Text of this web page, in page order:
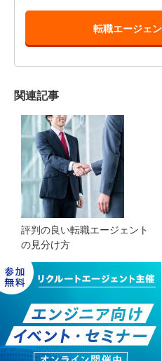
転職エージェ
関連記事
評判の良い転職エージェント
の見分け方